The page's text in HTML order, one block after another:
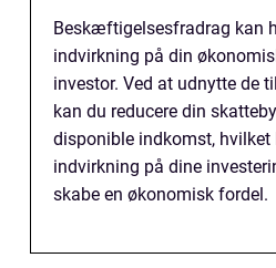
Beskæftigelsesfradrag kan
indvirkning på din
investor. Ved at udnytte de
kan du reducere din
disponible indkomst,
indvirkning på dine
skabe en økonomisk fordel.